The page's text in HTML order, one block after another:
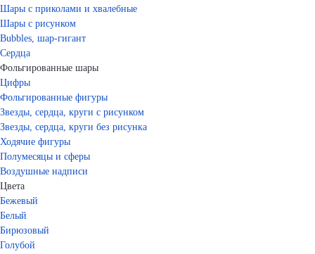
Шары с приколами и хвалебные
Шары с рисунком
Bubbles, шар-гигант
Сердца
Фольгированные шары
Цифры
Фольгированные фигуры
Звезды, сердца, круги с рисунком
Звезды, сердца, круги без рисунка
Ходячие фигуры
Полумесяцы и сферы
Воздушные надписи
Цвета
Бежевый
Белый
Бирюзовый
Голубой